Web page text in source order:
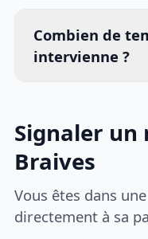
Combien de
intervienne ?
Signaler un
Braives
Vous êtes dans
directement à sa